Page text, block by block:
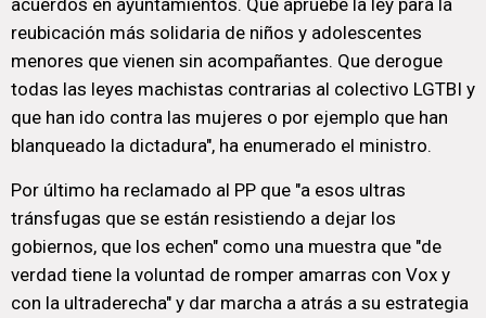
acuerdos en ayuntamientos. Que apruebe la ley para la
reubicación más solidaria de niños y adolescentes
menores que vienen sin acompañantes. Que derogue
todas las leyes machistas contrarias al colectivo LGTBI y
que han ido contra las mujeres o por ejemplo que han
blanqueado la dictadura", ha enumerado el ministro.
Por último ha reclamado al PP que "a esos ultras
tránsfugas que se están resistiendo a dejar los
gobiernos, que los echen" como una muestra que "de
verdad tiene la voluntad de romper amarras con Vox y
con la ultraderecha" y dar marcha a atrás a su estrategia